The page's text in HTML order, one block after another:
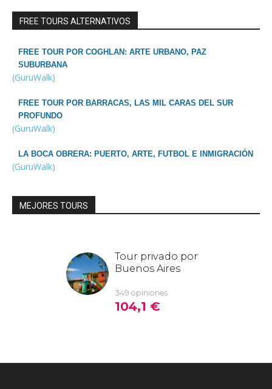
FREE TOURS ALTERNATIVOS
FREE TOUR POR COGHLAN: ARTE URBANO, PAZ
SUBURBANA
(GuruWalk)
FREE TOUR POR BARRACAS, LAS MIL CARAS DEL SUR
PROFUNDO
(GuruWalk)
LA BOCA OBRERA: PUERTO, ARTE, FUTBOL E INMIGRACIÓN
(GuruWalk)
MEJORES TOURS